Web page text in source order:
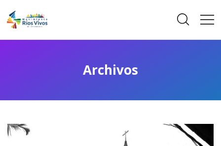
Archivos